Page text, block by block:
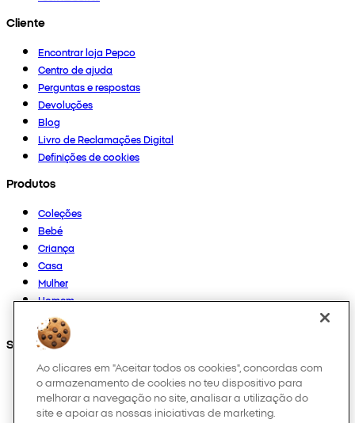
Cliente
Encontrar loja Pepco
Centro de ajuda
Perguntas e respostas
Devoluções
Blog
Livro de Reclamações Digital
Definições de cookies
Produtos
Coleções
Bebé
Criança
Casa
Mulher
Homem
Outros
Segue-nos em
Ao clicares em "Aceitar todos os cookies", concordas com
o armazenamento de cookies no teu dispositivo para
melhorar a navegação no site, analisar a utilização do
site e apoiar as nossas iniciativas de marketing.